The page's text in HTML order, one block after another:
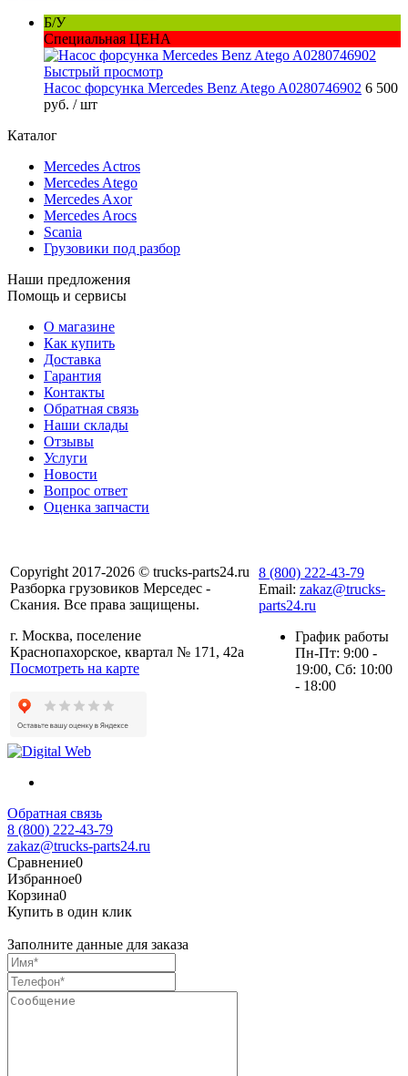
Б/У
Специальная ЦЕНА
Быстрый просмотр
Насос форсунка Mercedes Benz Atego A0280746902 6 500
руб. / шт
Каталог
Mercedes Actros
Mercedes Atego
Mercedes Axor
Mercedes Arocs
Scania
Грузовики под разбор
Наши предложения
Помощь и сервисы
О магазине
Как купить
Доставка
Гарантия
Контакты
Обратная связь
Наши склады
Отзывы
Услуги
Новости
Вопрос ответ
Оценка запчасти
Copyright 2017-2026 © trucks-parts24.ru
Разборка грузовиков Мерседес -
Скания. Все права защищены.
г. Москва, поселение
Краснопахорское, квартал № 171, 42а
Посмотреть на карте
8 (800) 222-43-79
Email: zakaz@trucks-
parts24.ru
График работы
Пн-Пт: 9:00 -
19:00, Сб: 10:00
- 18:00
Обратная связь
8 (800) 222-43-79
zakaz@trucks-parts24.ru
Сравнение0
Избранное0
Корзина0
Купить в один клик
Заполните данные для заказа